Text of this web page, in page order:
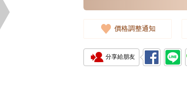
價格調整通知
分享給朋友